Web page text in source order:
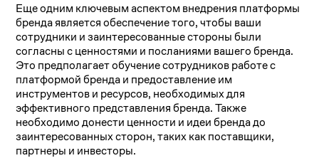
Еще одним ключевым аспектом внедрения платформы
бренда является обеспечение того, чтобы ваши
сотрудники и заинтересованные стороны были
согласны с ценностями и посланиями вашего бренда.
Это предполагает обучение сотрудников работе с
платформой бренда и предоставление им
инструментов и ресурсов, необходимых для
эффективного представления бренда. Также
необходимо донести ценности и идеи бренда до
заинтересованных сторон, таких как поставщики,
партнеры и инвесторы.